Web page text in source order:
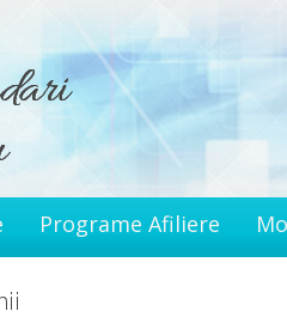
Programe Afiliere